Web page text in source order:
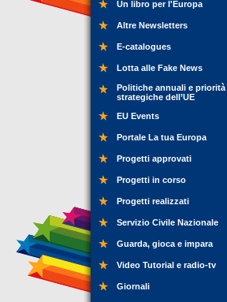
Un libro per l'Europa
Altre Newsletters
E-catalogues
Lotta alle Fake News
Politiche annuali e priorità
strategiche dell’UE
EU Events
Portale La tua Europa
Progetti approvati
Progetti in corso
Progetti realizzati
Servizio Civile Nazionale
Guarda, gioca e impara
Video Tutorial e radio-tv
Giornali